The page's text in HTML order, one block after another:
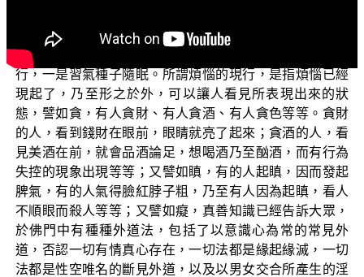
行，一是習氣種子隨眠。所謂煩惱的現行，是指煩惱已經
現起了，乃至形之於外，可以讓人看見所表現出來的狀
態，譬如貪，有人貪財、有人貪酒、有人貪色等等。貪財
的人，看到錢財在眼前，眼睛就亮了起來；貪酒的人，看
見美酒在前，就會品酒論足，想喝酒乃至酗酒，而有行為
失控的現象出現等等；又譬如瞋，有的人起瞋，因而發起
脾氣，有的人氣得臉紅脖子粗，乃至有人因為起瞋，看人
不順眼而殺人等等；又譬如癡，真善知識已經告訴大眾，
於佛門中有種種外道法，包括了以意識心為常的常見外
道，否認一切有情真心存在，一切法都是緣起緣滅，一切
法都是性空唯名的斷見外道，以及以男女交合所產生的淫